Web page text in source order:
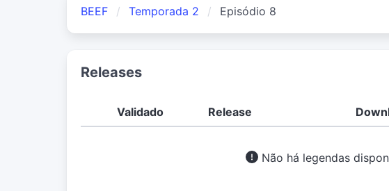
BEEF Temporada 2 Episódio 8
Releases
Validado Release
Não há legendas